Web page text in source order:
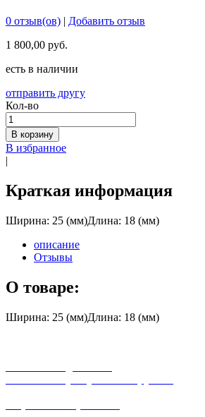
0 отзыв(ов) | Добавить отзыв
1 800,00 руб.
есть в наличии
отправить другу
Кол-во
В корзину
В избранное
|
Краткая информация
Ширина: 25 (мм)Длина: 18 (мм)
описание
Отзывы
О товаре:
Ширина: 25 (мм)Длина: 18 (мм)